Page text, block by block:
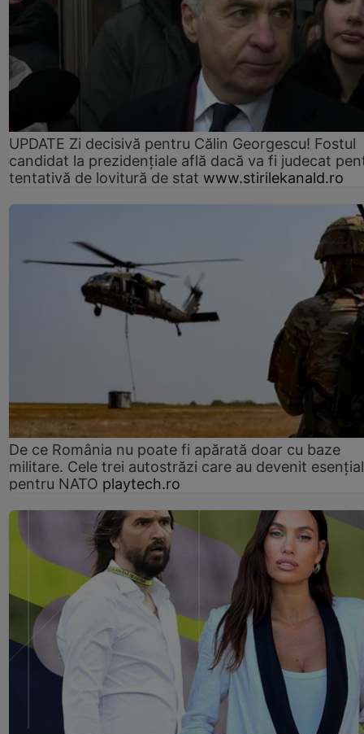
UPDATE Zi decisivă pentru Călin Georgescu! Fostul
candidat la prezidențiale află dacă va fi judecat
tentativă de lovitură de stat www.stirilekanald.ro
De ce România nu poate fi apărată doar cu baze
militare. Cele trei autostrăzi care au devenit
pentru NATO playtech.ro